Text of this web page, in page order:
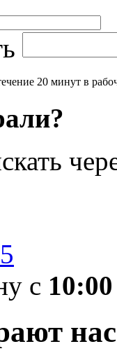
20 минут в
с 10:00
нас